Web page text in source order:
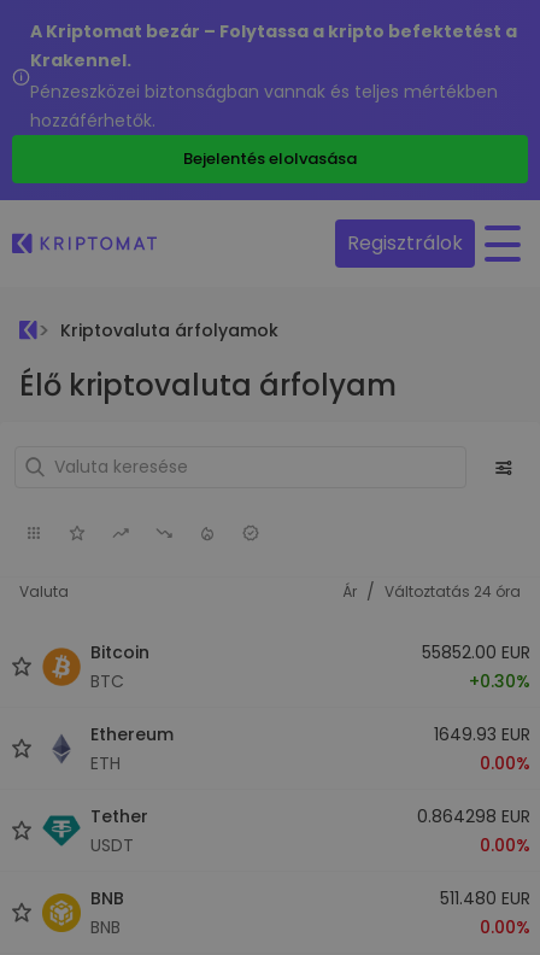
A Kriptomat bezár – Folytassa a kripto befektetést a
Krakennel.
Pénzeszközei biztonságban vannak és teljes mértékben
hozzáférhetők.
Bejelentés elolvasása
Regisztrálok
Kriptovaluta árfolyamok
Élő kriptovaluta árfolyam
Valuta Ár / Változtatás 24 óra
Bitcoin
BTC
55852.00 EUR
+0.30%
Ethereum
ETH
1649.93 EUR
0.00%
Tether
USDT
0.864298 EUR
0.00%
BNB
BNB
511.480 EUR
0.00%